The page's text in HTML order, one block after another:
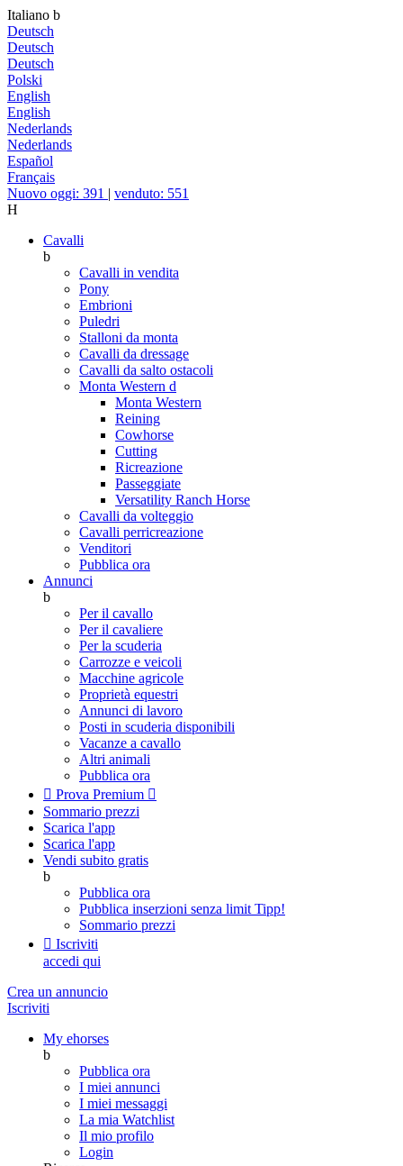
Italiano b
Deutsch
Deutsch
Deutsch
Polski
English
English
Nederlands
Nederlands
Español
Français
Nuovo oggi: 391 | venduto: 551
H
Cavalli
b
Cavalli in vendita
Pony
Embrioni
Puledri
Stalloni da monta
Cavalli da dressage
Cavalli da salto ostacoli
Monta Western d
Monta Western
Reining
Cowhorse
Cutting
Ricreazione
Passeggiate
Versatility Ranch Horse
Cavalli da volteggio
Cavalli perricreazione
Venditori
Pubblica ora
Annunci
b
Per il cavallo
Per il cavaliere
Per la scuderia
Carrozze e veicoli
Macchine agricole
Proprietà equestri
Annunci di lavoro
Posti in scuderia disponibili
Vacanze a cavallo
Altri animali
Pubblica ora
 Prova Premium 
Sommario prezzi
Scarica l'app
Scarica l'app
Vendi subito gratis
b
Pubblica ora
Pubblica inserzioni senza limit Tipp!
Sommario prezzi
 Iscriviti
accedi qui
Crea un annuncio
Iscriviti
My ehorses
b
Pubblica ora
I miei annunci
I miei messaggi
La mia Watchlist
Il mio profilo
Login